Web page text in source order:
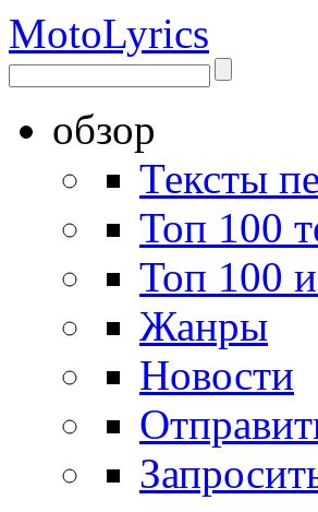
MotoLyrics
обзор
Тексты
Топ 100
Топ 100
Жанры
Новости